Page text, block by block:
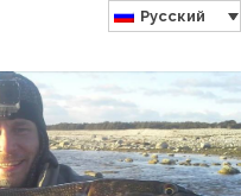
Русский